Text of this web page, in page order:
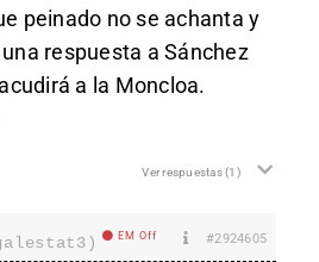
peinado no se achanta y
respuesta a Sánchez
a la Moncloa.
Ver respuestas(1)
EM Off #2924605